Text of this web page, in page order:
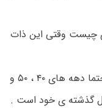
چیست وقتی این ذات
اگر قله را در ۲۶ سالگی نتوانستم فتح کنم حتما دهه های ۴۰ ، ۵۰ و